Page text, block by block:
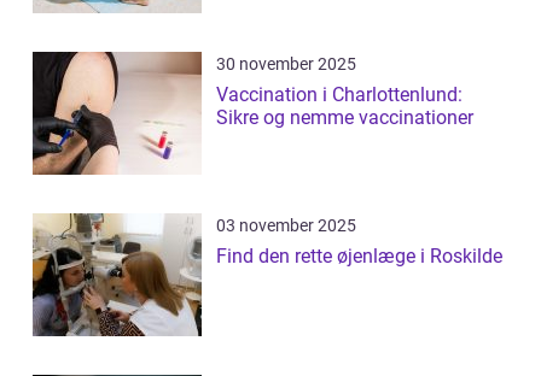
30 november 2025
Vaccination i Charlottenlund:
Sikre og nemme vaccinationer
03 november 2025
Find den rette øjenlæge i Roskilde